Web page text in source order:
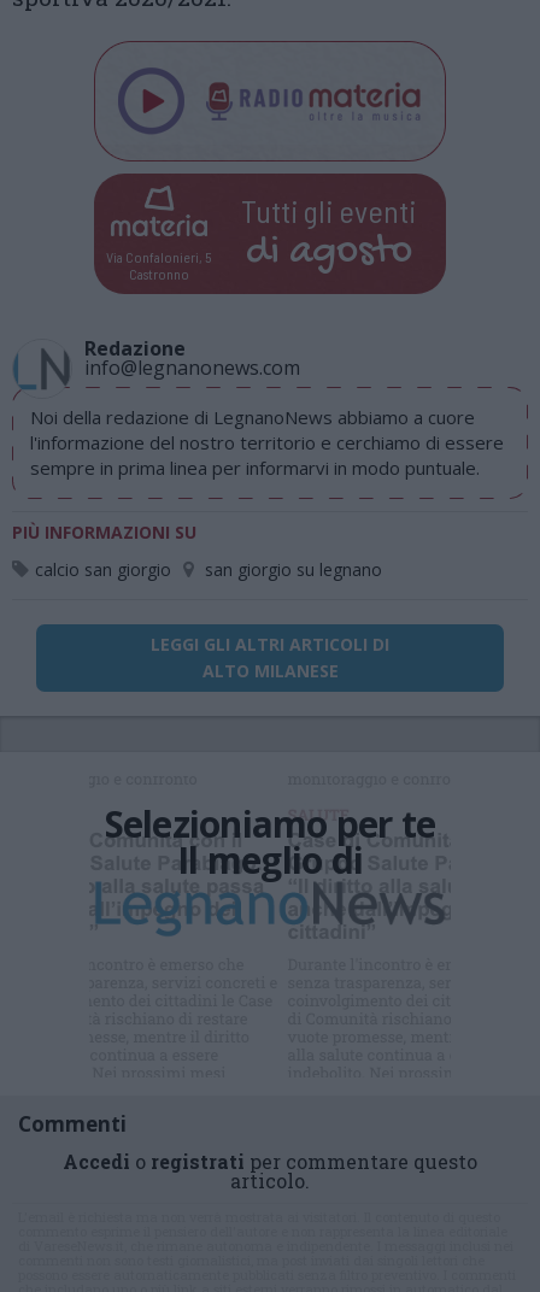
Via Confalonieri, 5
Castronno
Tutti gli eventi
di agosto
Redazione
info@legnanonews.com
Noi della redazione di LegnanoNews abbiamo a cuore
l'informazione del nostro territorio e cerchiamo di essere
sempre in prima linea per informarvi in modo puntuale.
PIÙ INFORMAZIONI SU
calcio san giorgio
san giorgio su legnano
LEGGI GLI ALTRI ARTICOLI DI
ALTO MILANESE
Selezioniamo per te
Il meglio di
Commenti
Accedi o registrati per commentare questo
articolo.